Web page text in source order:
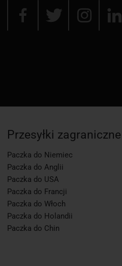
Przesyłki zagraniczne
Paczka do Niemiec
Paczka do Anglii
Paczka do USA
Paczka do Francji
Paczka do Włoch
Paczka do Holandii
Paczka do Chin